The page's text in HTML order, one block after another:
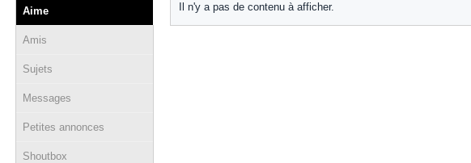
Aime
Amis
Sujets
Messages
Petites annonces
Shoutbox
Il n'y a pas de contenu à afficher.